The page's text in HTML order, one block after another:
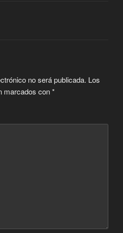
no será publicada. Los
marcados con*